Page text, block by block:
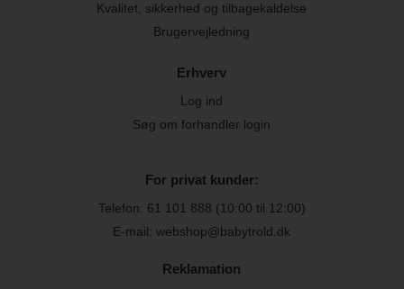
Kvalitet, sikkerhed og tilbagekaldelse
Brugervejledning
Erhverv
Log ind
Søg om forhandler login
For privat kunder:
Telefon: 61 101 888 (10:00 til 12:00)
E-mail: webshop@babytrold.dk
Reklamation